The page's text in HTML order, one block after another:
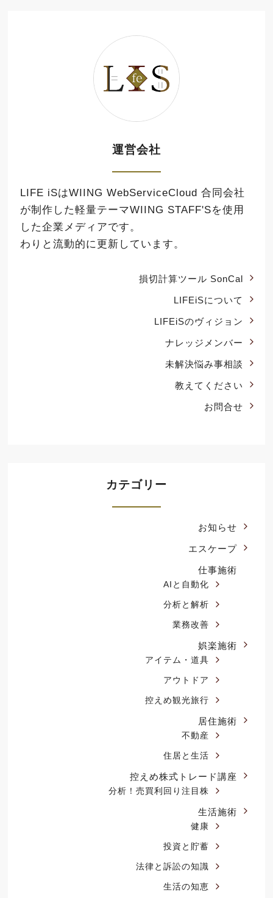
運営会社
LIFE iSはWIING WebServiceCloud 合同会社
が制作した軽量テーマWIING STAFF'Sを使用
した企業メディアです。
わりと流動的に更新しています。
損切計算ツール SonCal
LIFEiSについて
LIFEiSのヴィジョン
ナレッジメンバー
未解決悩み事相談
教えてください
お問合せ
カテゴリー
お知らせ
エスケープ
仕事施術
AIと自動化
分析と解析
業務改善
娯楽施術
アイテム・道具
アウトドア
控えめ観光旅行
居住施術
不動産
住居と生活
控えめ株式トレード講座
分析！売買利回り注目株
生活施術
健康
投資と貯蓄
法律と訴訟の知識
生活の知恵